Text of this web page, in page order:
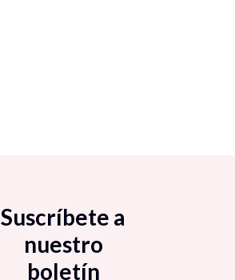
Suscríbete a
nuestro
boletín